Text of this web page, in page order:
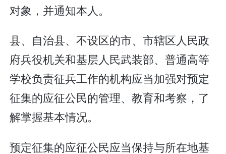
对象，并通知本人。
县、自治县、不设区的市、市辖区人民政
府兵役机关和基层人民武装部、普通高等
学校负责征兵工作的机构应当加强对预定
征集的应征公民的管理、教育和考察，了
解掌握基本情况。
预定征集的应征公民应当保持与所在地基